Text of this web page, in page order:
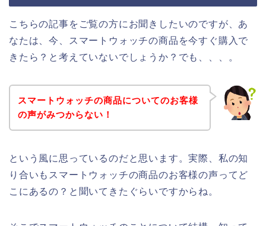
こちらの記事をご覧の方にお聞きしたいのですが、あ
なたは、今、スマートウォッチの商品を今すぐ購入で
きたら？と考えていないでしょうか？でも、、、。
スマートウォッチの商品についてのお客様
の声がみつからない！
という風に思っているのだと思います。実際、私の知
り合いもスマートウォッチの商品のお客様の声ってど
こにあるの？と聞いてきたぐらいですからね。